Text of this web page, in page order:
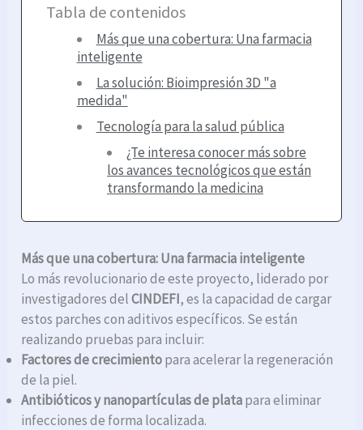
Tabla de contenidos
Más que una cobertura: Una farmacia
inteligente
La solución: Bioimpresión 3D "a
medida"
Tecnología para la salud pública
¿Te interesa conocer más sobre
los avances tecnológicos que están
transformando la medicina
Más que una cobertura: Una farmacia inteligente
Lo más revolucionario de este proyecto, liderado por
investigadores delCINDEFI, es la capacidad de cargar
estos parches con aditivos específicos. Se están
realizando pruebas para incluir:
Factores de crecimientopara acelerar la regeneración
de la piel.
Antibióticos y nanopartículas de platapara eliminar
infecciones de forma localizada.